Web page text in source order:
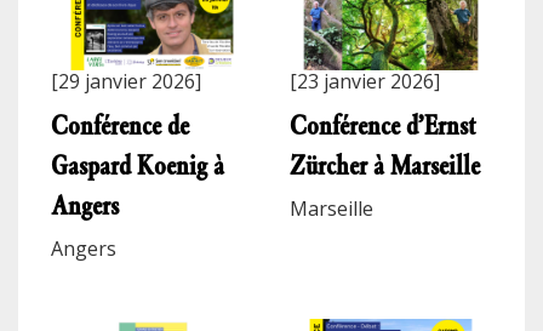
[29 janvier 2026]
Conférence de
Gaspard Koenig à
Angers
Angers
[23 janvier 2026]
Conférence d’Ernst
Zürcher à Marseille
Marseille